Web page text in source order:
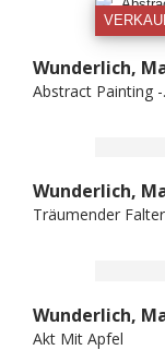
Wunderlich,
Abstract Painting -
Wunderlich,
Träumender Falter
Wunderlich,
Akt Mit Apfel